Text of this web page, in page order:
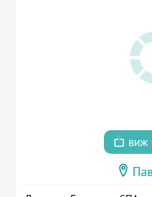
виж